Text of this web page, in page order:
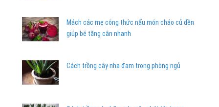
Mách các mẹ công thức nấu món cháo củ dền
giúp bé tăng cân nhanh
Cách trồng cây nha đam trong phòng ngủ